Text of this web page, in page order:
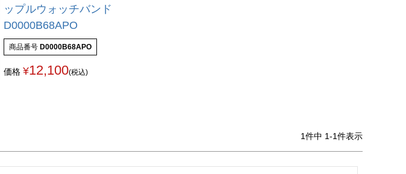
ップルウォッチバンド
D0000B68APO
商品番号 D0000B68APO
価格 ¥12,100(税込)
1件中 1-1件表示